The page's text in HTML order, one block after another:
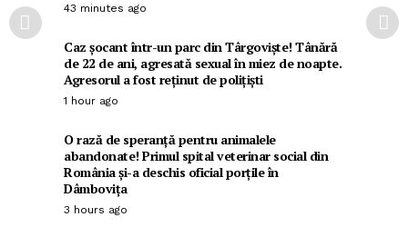
43 minutes ago
Caz șocant într-un parc din Târgoviște! Tânără
de 22 de ani, agresată sexual în miez de noapte.
Agresorul a fost reținut de polițiști
1 hour ago
O rază de speranță pentru animalele
abandonate! Primul spital veterinar social din
România și-a deschis oficial porțile în
Dâmbovița
3 hours ago